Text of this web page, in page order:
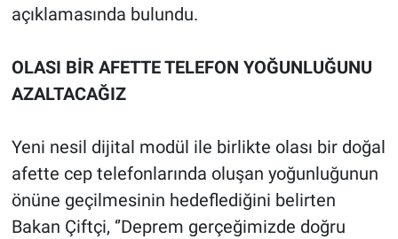
açıklamasında bulundu.
OLASI BİR AFETTE TELEFON YOĞUNLUĞUNU
AZALTACAĞIZ
Yeni nesil dijital modül ile birlikte olası bir doğal
afette cep telefonlarında oluşan yoğunluğunun
önüne geçilmesinin hedeflediğini belirten
Bakan Çiftçi, ‘’Deprem gerçeğimizde doğru